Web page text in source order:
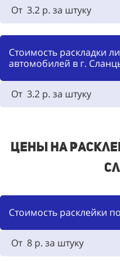
От 3.2 р. за штуку
Стоимость раскладки
автомобилей в г.
От 3.2 р. за штуку
Цены на
Стоимость расклейки
От 8 р. за штуку